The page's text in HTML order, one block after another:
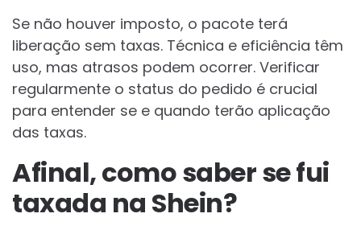
Se não houver imposto, o pacote terá
liberação sem taxas. Técnica e eficiência têm
uso, mas atrasos podem ocorrer. Verificar
regularmente o status do pedido é crucial
para entender se e quando terão aplicação
das taxas.
Afinal, como saber se fui
taxada na Shein?